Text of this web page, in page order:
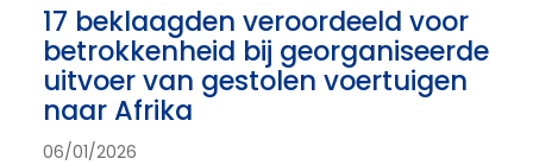
17 beklaagden veroordeeld voor
betrokkenheid bij georganiseerde
uitvoer van gestolen voertuigen
naar Afrika
06/01/2026